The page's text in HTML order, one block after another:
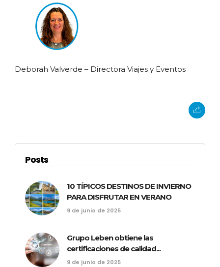
Deborah Valverde – Directora Viajes y Eventos
Posts
10 TÍPICOS DESTINOS DE INVIERNO
PARA DISFRUTAR EN VERANO
9 de junio de 2025
Grupo Leben obtiene las
certificaciones de calidad...
9 de junio de 2025